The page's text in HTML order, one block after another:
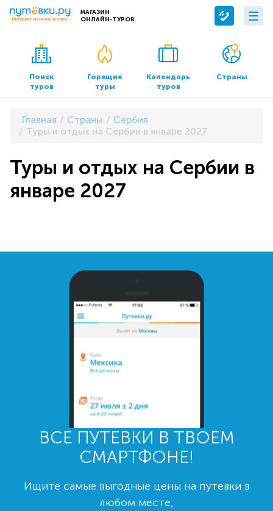
МАГАЗИН
ОНЛАЙН-ТУРОВ
Сервисы
Бронирование отелей
Трансфер
О компании
О нас
Контакты
Документы и реквизиты
Поиск
туров
Горящие
туры
Календарь
туров
Страны
Главная Страны
Сербия
Туры и отдых на Сербии в январе 2027
Туры и отдых на Сербии в
январе 2027
ВСЕ ПУТЕВКИ В ТВОЕМ
СМАРТФОНЕ!
Ищите самые выгодные цены на путевки в
любом месте,